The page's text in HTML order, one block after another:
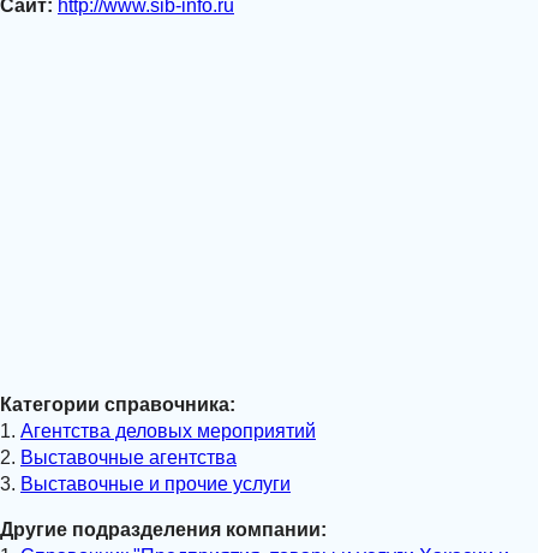
Сайт: http://www.sib-info.ru
Категории справочника:
1. Агентства деловых мероприятий
2. Выставочные агентства
3. Выставочные и прочие услуги
Другие подразделения компании: